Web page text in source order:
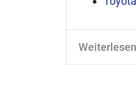
Weiterlesen